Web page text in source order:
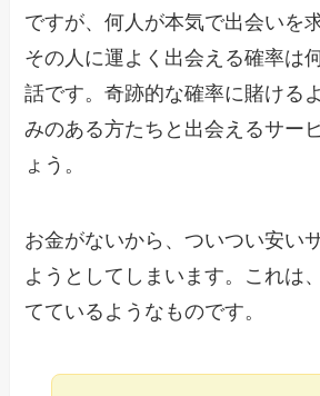
ですが、何人が本気で出会いを
その人に運よく出会える確率は
話です。奇跡的な確率に賭ける
みのある方たちと出会えるサー
ょう。
お金がないから、ついつい安い
ようとしてしまいます。これは
てているようなものです。